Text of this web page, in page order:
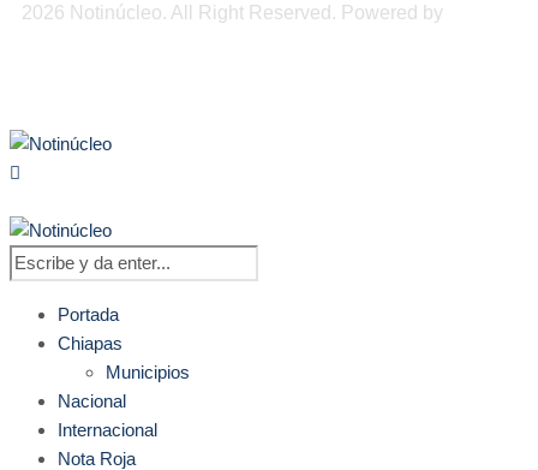
2026 Notinúcleo. All Right Reserved. Powered by
Portada
Chiapas
Municipios
Nacional
Internacional
Nota Roja